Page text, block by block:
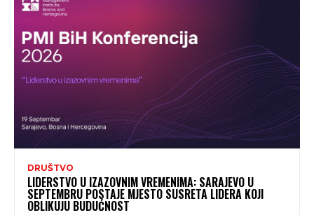
DRUŠTVO
LIDERSTVO U IZAZOVNIM VREMENIMA: SARAJEVO U
SEPTEMBRU POSTAJE MJESTO SUSRETA LIDERA KOJI
OBLIKUJU BUDUĆNOST